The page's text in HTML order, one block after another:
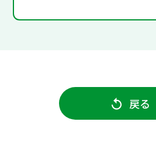
戻る